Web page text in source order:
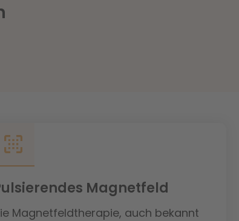
Magnetfeld
Magnetfeldtherapie, auch bekannt